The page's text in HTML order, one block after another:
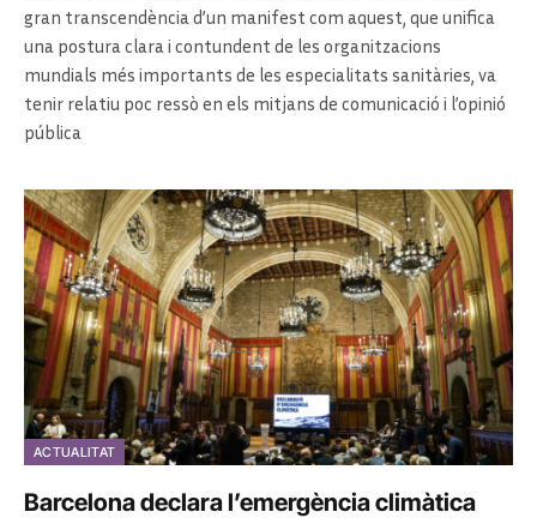
gran transcendència d’un manifest com aquest, que unifica
una postura clara i contundent de les organitzacions
mundials més importants de les especialitats sanitàries, va
tenir relatiu poc ressò en els mitjans de comunicació i l’opinió
pública
ACTUALITAT
Barcelona declara l’emergència climàtica